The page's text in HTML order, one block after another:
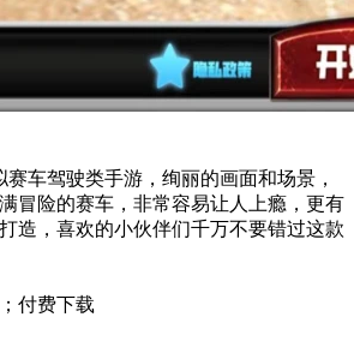
车驾驶类手游，绚丽的画面和场景，
冒险的赛车，非常容易让人上瘾，更有
造，喜欢的小伙伴们千万不要错过这款
付费下载